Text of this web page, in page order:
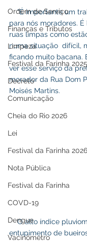
Ordem de Serviço
Finanças e Tributos
Limpeza
Festival da Farinha 2025
Decreto
Comunicação
Cheia do Rio 2026
Lei
Festival da Farinha 2026
Nota Pública
Festival da Farinha
COVD-19
Dengue
Vacinômetro
    "É importante um trabalho como esse
para nós moradores.
ruas limpas como
numa situação  difícil,
ficando muito bacana.
ver esse serviço da
morador da Rua Dom
Moisés Martins.
    O alto índice pluviométrico provoca o
entupimento de